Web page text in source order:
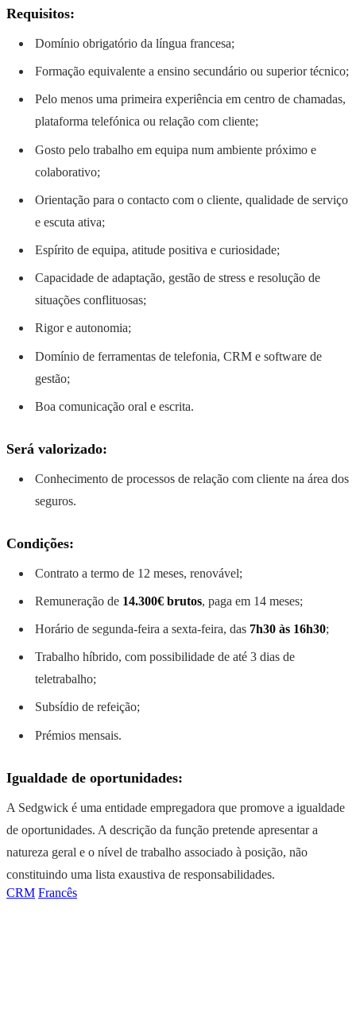
Requisitos:
Domínio obrigatório da língua francesa;
Formação equivalente a ensino secundário ou superior técnico;
Pelo menos uma primeira experiência em centro de chamadas,
plataforma telefónica ou relação com cliente;
Gosto pelo trabalho em equipa num ambiente próximo e
colaborativo;
Orientação para o contacto com o cliente, qualidade de serviço
e escuta ativa;
Espírito de equipa, atitude positiva e curiosidade;
Capacidade de adaptação, gestão de stress e resolução de
situações conflituosas;
Rigor e autonomia;
Domínio de ferramentas de telefonia, CRM e software de
gestão;
Boa comunicação oral e escrita.
Será valorizado:
Conhecimento de processos de relação com cliente na área dos
seguros.
Condições:
Contrato a termo de 12 meses, renovável;
Remuneração de 14.300€ brutos, paga em 14 meses;
Horário de segunda-feira a sexta-feira, das 7h30 às 16h30;
Trabalho híbrido, com possibilidade de até 3 dias de
teletrabalho;
Subsídio de refeição;
Prémios mensais.
Igualdade de oportunidades:
A Sedgwick é uma entidade empregadora que promove a igualdade
de oportunidades. A descrição da função pretende apresentar a
natureza geral e o nível de trabalho associado à posição, não
constituindo uma lista exaustiva de responsabilidades.
CRM Francês